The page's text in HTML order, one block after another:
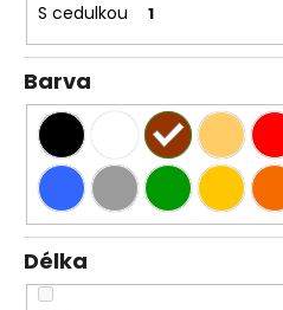
S cedulkou 1
Barva
Délka